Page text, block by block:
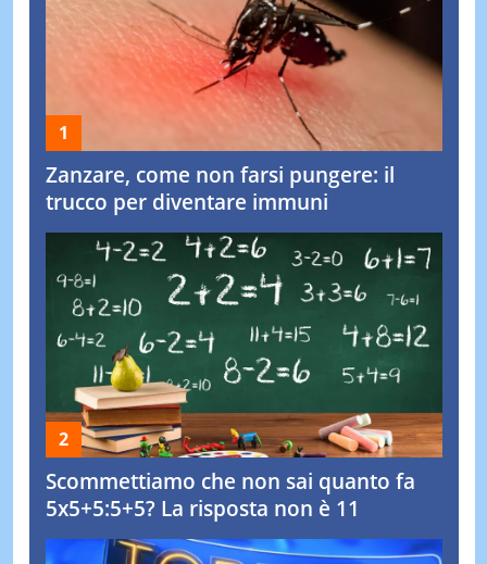
Zanzare, come non farsi pungere: il
trucco per diventare immuni
Scommettiamo che non sai quanto fa
5x5+5:5+5? La risposta non è 11